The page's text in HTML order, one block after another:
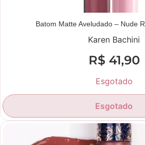
Batom Matte Aveludado – Nude
Karen Bachini
R$41,90
Esgotado
Esgotado